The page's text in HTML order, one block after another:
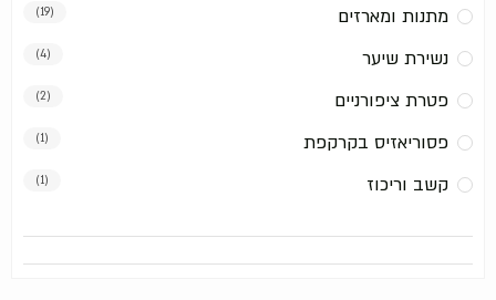
מתנות ומארזים (19)
נשירת שיער (4)
פטרת ציפורניים (2)
פסוריאזיס בקרקפת (1)
קשב וריכוז (1)